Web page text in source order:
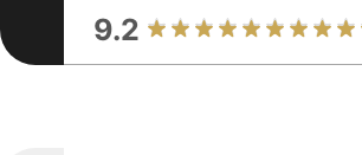
9.2